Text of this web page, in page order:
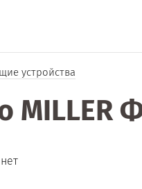
устройства
MILLER
нет